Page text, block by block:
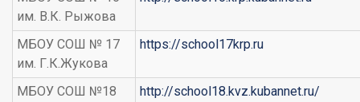
им. В.К. Рыжова
МБОУ СОШ № 17
им. Г.К.Жукова
https://school17krp.ru
МБОУ СОШ №18
http://school18.kvz.kubannet.ru/